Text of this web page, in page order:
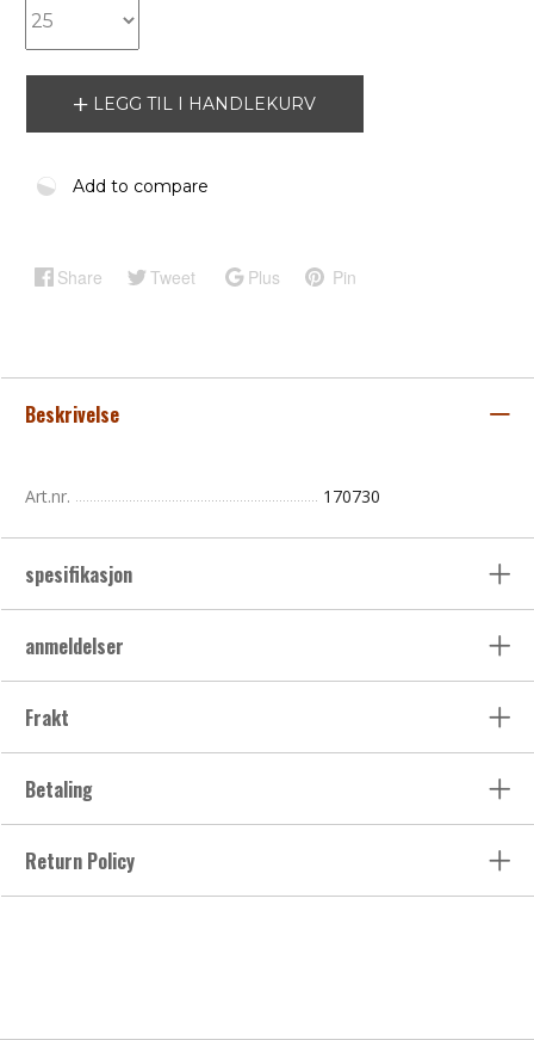
LEGG TIL I HANDLEKURV
Add to compare
Share Tweet Plus Pin
Beskrivelse
Art.nr. 170730
spesifikasjon
anmeldelser
Frakt
Betaling
Return Policy